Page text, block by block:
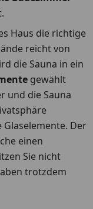
Haus die richtige
reicht von
die Sauna in ein
gewählt
und die Sauna
Der
einen
Sie nicht
trotzdem